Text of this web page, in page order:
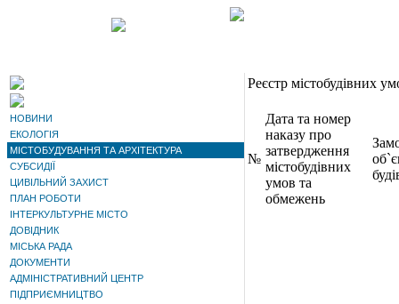
НОВИНИ
ЕКОЛОГІЯ
МІСТОБУДУВАННЯ ТА АРХІТЕКТУРА
СУБСИДІЇ
ЦИВІЛЬНИЙ ЗАХИСТ
ПЛАН РОБОТИ
ІНТЕРКУЛЬТУРНЕ МІСТО
ДОВІДНИК
МІСЬКА РАДА
ДОКУМЕНТИ
АДМІНІСТРАТИВНИЙ ЦЕНТР
ПІДПРИЄМНИЦТВО
Реєстр містобудівних
№
Дата та номер
наказу про
затвердження
містобудівних
умов та
обмежень